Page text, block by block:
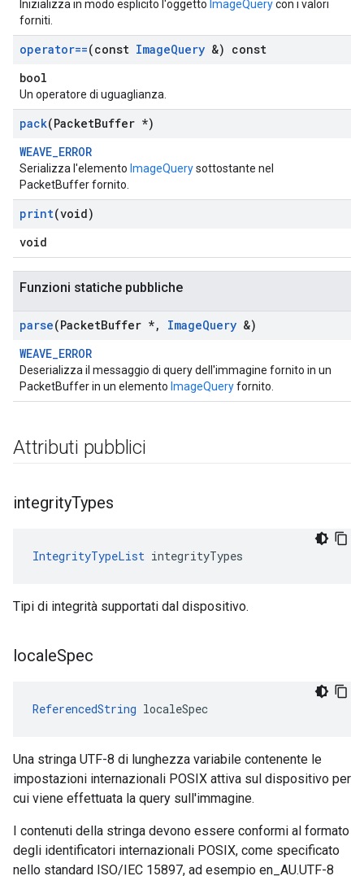
Inizializza in modo esplicito l'oggetto ImageQuerycon i valori
forniti.
operator==(const ImageQuery &) const
bool
Un operatore di uguaglianza.
pack(PacketBuffer *)
WEAVE_ERROR
Serializza l'elemento ImageQuerysottostante nel
PacketBuffer fornito.
print(void)
void
Funzioni statiche pubbliche
parse(PacketBuffer *, ImageQuery &)
WEAVE_ERROR
Deserializza il messaggio di query dell'immagine fornito in un
PacketBuffer in un elemento ImageQueryfornito.
Attributi pubblici
integrityTypes
IntegrityTypeList integrityTypes
Tipi di integrità supportati dal dispositivo.
localeSpec
ReferencedString localeSpec
Una stringa UTF-8 di lunghezza variabile contenente le
impostazioni internazionali POSIX attiva sul dispositivo per
cui viene effettuata la query sull'immagine.
I contenuti della stringa devono essere conformi al formato
degli identificatori internazionali POSIX, come specificato
nello standard ISO/IEC 15897, ad esempio en_AU.UTF-8